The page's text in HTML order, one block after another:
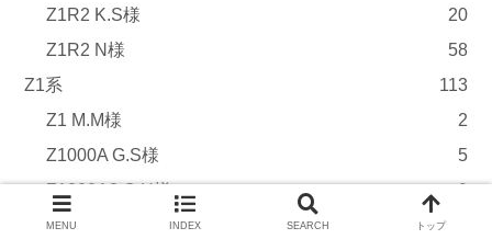
Z1R2 K.S様
20
Z1R2 N様
58
Z1系
113
Z1 M.M様
2
Z1000A G.S様
5
Z1000A2 O.H様
9
Z1000A2 T.M様
MENU INDEX SEARCH トップ